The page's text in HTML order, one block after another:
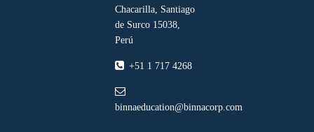
Chacarilla, Santiago
de Surco 15038,
Perú
+51 1 717 4268
binnaeducation@binnacorp.com